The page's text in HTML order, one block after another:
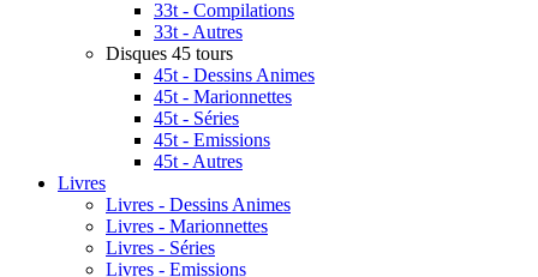
33t - Compilations
33t - Autres
Disques 45 tours
45t - Dessins Animes
45t - Marionnettes
45t - Séries
45t - Emissions
45t - Autres
Livres
Livres - Dessins Animes
Livres - Marionnettes
Livres - Séries
Livres - Emissions